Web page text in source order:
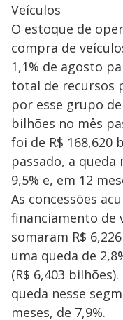
Veículos
O estoque de
compra de
1,1% de agosto
total de recursos
por esse grupo
bilhões no mês
foi de R$ 168,620
passado, a
9,5% e, em 12
As concessões
financiamento de
somaram R$
uma queda de
(R$ 6,403
queda nesse
meses, de 7,9%.